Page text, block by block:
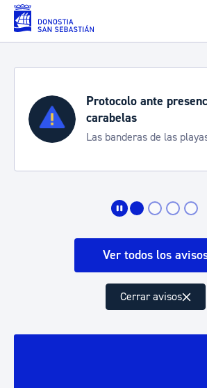
Saltar al contenido principal
referencia
de
Ver todos los
Cerrar avisos